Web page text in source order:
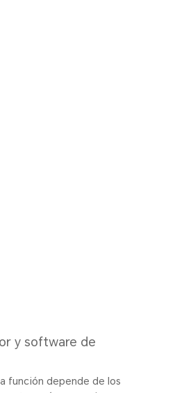
imagen
12000 x 9000
real de la imagen
modo de disparo.
vídeo
1920 x 1080